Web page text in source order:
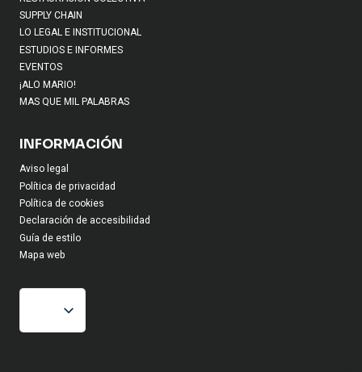
SUPPLY CHAIN
LO LEGAL E INSTITUCIONAL
ESTUDIOS E INFORMES
EVENTOS
¡ALO MARIO!
MAS QUE MIL PALABRAS
INFORMACIÓN
Aviso legal
Política de privacidad
Política de cookies
Declaración de accesibilidad
Guía de estilo
Mapa web